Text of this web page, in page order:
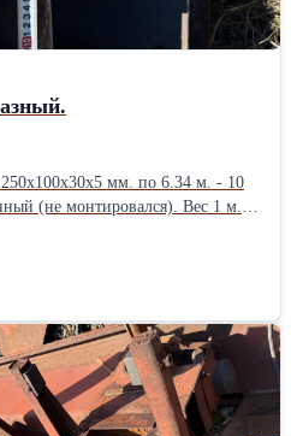
мм. по 6.34 м. - 10
(не монтировался). Вес 1 м.п.
в любом направлении.